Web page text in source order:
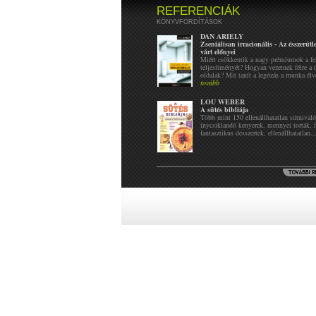
REFERENCIÁK
KÖNYVFORDÍTÁSOK
DAN ARIELY
Zseniálisan irracionális - Az
várt előnyei
Miért csökkentik a nagy prémiumok a
teljesítményét? Hogyan vezetnek félre a
oldalak? Mit tanít a legózás a munka
tovább
LOU WEBER
A sütés bibliája
Több mint 150 ellenállhatatlan
ínycsiklandó kenyerek, mennyei torták,
fantasztikus desszertek, ellenállhatatlan...